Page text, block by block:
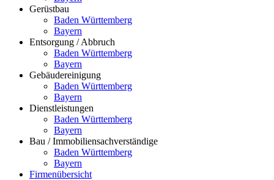
Gerüstbau
Baden Württemberg
Bayern
Entsorgung / Abbruch
Baden Württemberg
Bayern
Gebäudereinigung
Baden Württemberg
Bayern
Dienstleistungen
Baden Württemberg
Bayern
Bau / Immobiliensachverständige
Baden Württemberg
Bayern
Firmenübersicht